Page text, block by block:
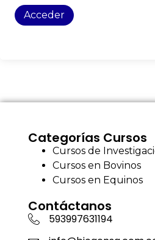
Acceder
Categorías Cursos
Cursos de
Cursos en Bovinos
Cursos en Equinos
Contáctanos
593997631194